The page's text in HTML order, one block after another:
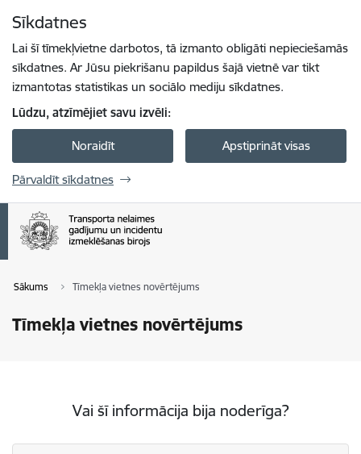
Sīkdatnes
Lai šī tīmekļvietne darbotos, tā izmanto obligāti nepieciešamās
sīkdatnes. Ar Jūsu piekrišanu papildus šajā vietnē var tikt
izmantotas statistikas un sociālo mediju sīkdatnes.
Lūdzu, atzīmējiet savu izvēli:
Noraidīt Apstiprināt visas
Pārvaldīt sīkdatnes
Sākums Tīmekļa vietnes novērtējums
Tīmekļa vietnes novērtējums
Vai šī informācija bija noderīga?